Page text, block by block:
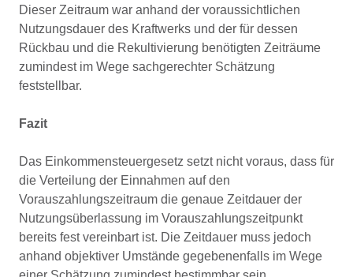
Dieser Zeitraum war anhand der voraussichtlichen
Nutzungsdauer des Kraftwerks und der für dessen
Rückbau und die Rekultivierung benötigten Zeiträume
zumindest im Wege sachgerechter Schätzung
feststellbar.
Fazit
Das Einkommensteuergesetz setzt nicht voraus, dass für
die Verteilung der Einnahmen auf den
Vorauszahlungszeitraum die genaue Zeitdauer der
Nutzungsüberlassung im Vorauszahlungszeitpunkt
bereits fest vereinbart ist. Die Zeitdauer muss jedoch
anhand objektiver Umstände gegebenenfalls im Wege